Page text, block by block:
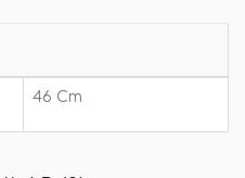
46 Cm